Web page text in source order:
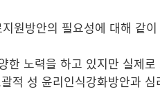
원방안의 필요성에 대해 같
한 노력을 하고 있지만 ​실제
적 성 윤리인식강화방안과